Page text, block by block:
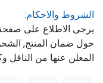
الشروط والاحكام:
يرجى الاطلاع على
حول ضمان المنتج,
المعلن عنها من